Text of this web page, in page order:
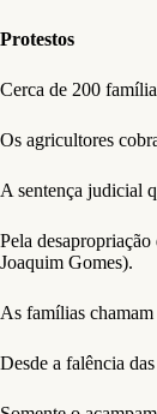
Protestos
Cerca de 200
Os agricultores
A sentença judicial
Pela
Joaquim Gomes).
As famílias
Desde a falência